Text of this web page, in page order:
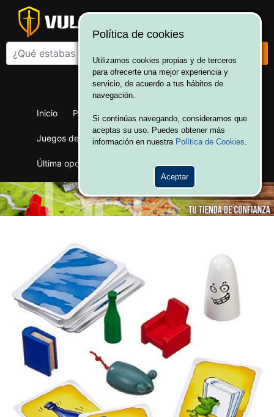
¡Bienvenido a Vulcania!
Inicio Productos Juegos de mesa
Juegos de cartas Merchandising Ofertas
Última oportunidad Wargames
Política de cookies
Utilizamos cookies propias y de terceros
para ofrecerte una mejor experiencia y
servicio, de acuerdo a tus hábitos de
navegación.
Si continúas navegando, consideramos que
aceptas su uso. Puedes obtener más
información en nuestra Política de Cookies.
Aceptar